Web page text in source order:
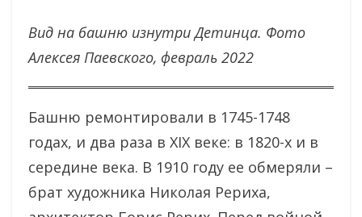
Вид на башню изнутри Детинца. Фото
Алексея Паевского, февраль 2022
Башню ремонтировали в 1745-1748
годах, и два раза в XIX веке: в 1820-х и в
середине века. В 1910 году ее обмеряли –
брат художника Николая Рериха,